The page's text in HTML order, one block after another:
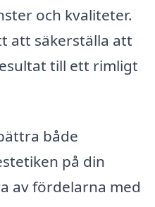
och kvaliteter.
att säkerställa att
till ett rimligt
både
på din
av fördelarna med